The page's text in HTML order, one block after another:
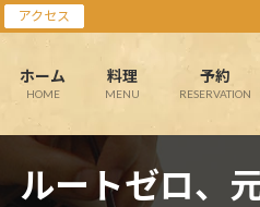
アクセス
ホーム
HOME
料理
MENU
予約
RESERVATION
ートゼロ、